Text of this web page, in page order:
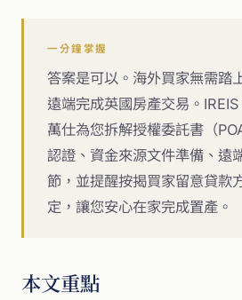
一分鐘掌握
答案是可以。海外買家無需踏
遠端完成英國房產交易。
萬仕為您拆解授權委託書（
認證、資金來源文件準備、遠
節，並提醒按揭買家留意貸款
定，讓您安心在家完成置產。
本文重點